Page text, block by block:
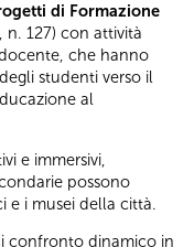
di Formazione
n. 127) con attività
che hanno
studenti verso il
al
e immersivi,
possono
e i musei della città.
confronto dinamico in